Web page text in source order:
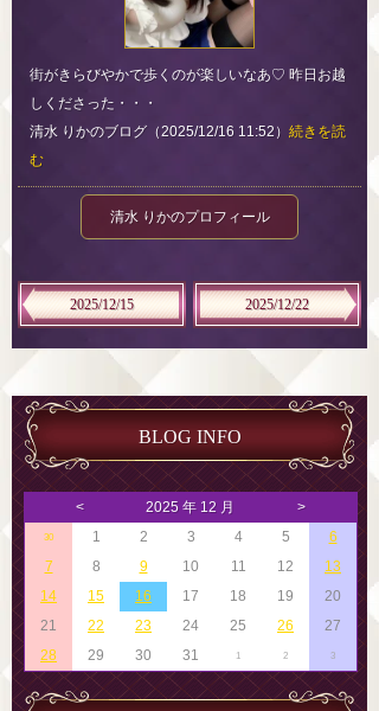
街がきらびやかで歩くのが楽しいなあ♡ 昨日お越
しくださった・・・
清水 りかのブログ（2025/12/16 11:52） 続きを読
む
清水 りかのプロフィール
2025/12/15 2025/12/22
BLOG INFO
< 2025 年 12 月 >
30 1 2 3 4 5
6
7
8 9 10 11 12
13
14
15 16 17 18 19
20
21
22 23 24 25 26
27
28
29 30 31 1 2 3